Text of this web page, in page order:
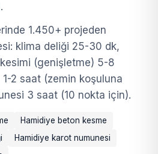
1.450+ projeden
klima deliği 25-30 dk,
(genişletme) 5-8
2 saat (zemin koşuluna
3 saat (10 nokta için).
Hamidiye beton kesme
Hamidiye karot numunesi